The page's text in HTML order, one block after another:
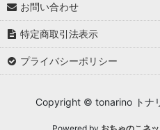
お問い合わせ
特定商取引法表示
プライバシーポリシー
Copyright © tonarino トナ